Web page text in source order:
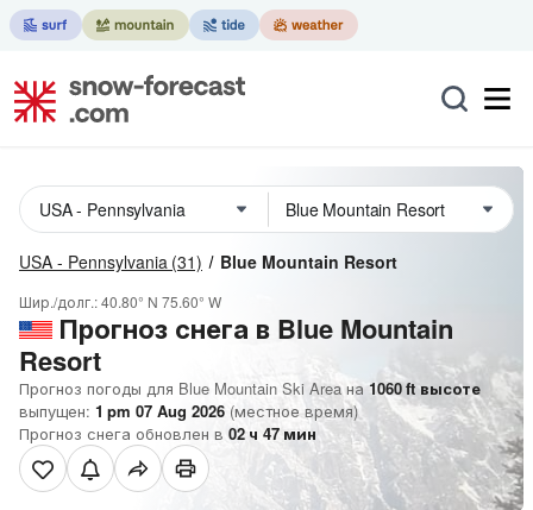
USA - Pennsylvania (31) Blue Mountain Resort
Шир./долг.:40.80° N 75.60° W
Прогноз снега в Blue Mountain
Resort
Прогноз погоды для Blue Mountain Ski Area на 1060ftвысоте
выпущен: 1 pm 07 Aug 2026 (местное время)
Прогноз снега обновлен в 02 ч 47мин